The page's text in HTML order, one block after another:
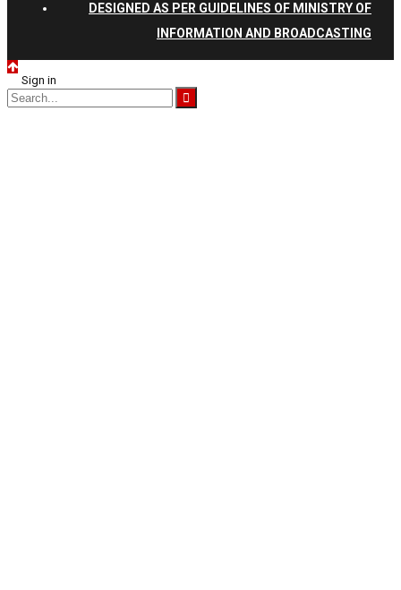
DESIGNED AS PER GUIDELINES OF MINISTRY OF
INFORMATION AND BROADCASTING
Sign in